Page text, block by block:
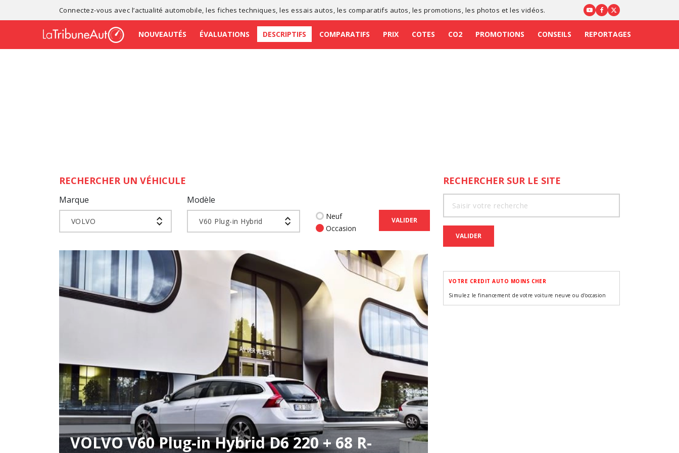
Connectez-vous avec l’actualité automobile , lesfiches techniques , lesessais autos , les comparatifs autos , les promotions , les photos et les vidéos.
NOUVEAUTÉS ÉVALUATIONS DESCRIPTIFS COMPARATIFS PRIX COTES CO2 PROMOTIONS CONSEILS REPORTAGES
RECHERCHER UN VÉHICULE
Marque
VOLVO
Modèle
V60 Plug-in Hybrid
Neuf
Occasion
VALIDER
VOLVO V60 Plug-in Hybrid D6 220 + 68 R-
RECHERCHER SUR LE SITE
VALIDER
VOTRE CREDIT AUTO MOINS CHER
Simulez le financement de votre voiture neuve ou d'occasion